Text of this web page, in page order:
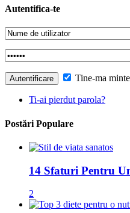
Autentifica-te
Tine-ma
Ti-ai pierdut parola?
Postări Populare
14 Sfaturi Pentru
2